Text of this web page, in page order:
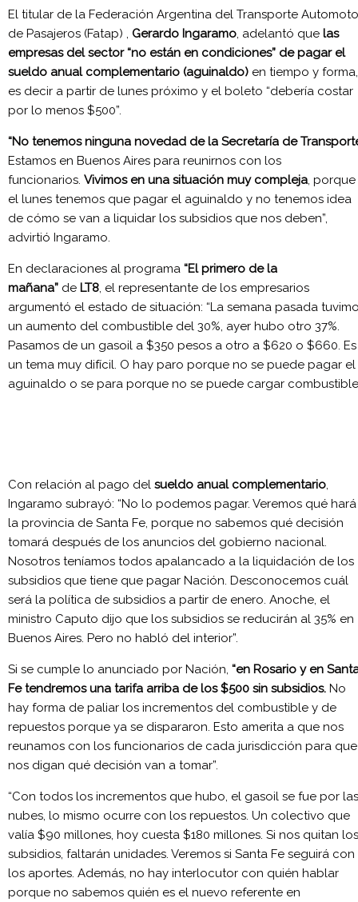
El titular de la Federación Argentina del Transporte
de Pasajeros (Fatap) , Gerardo Ingaramo, adelantó que las
empresas del sector “no están en condiciones” de pagar el
sueldo anual complementario (aguinaldo) en tiempo y forma,
es decir a partir de lunes próximo y el boleto “debería costar
por lo menos $500”.
“No tenemos ninguna novedad de la Secretaría de
Estamos en Buenos Aires para reunirnos con los
funcionarios. Vivimos en una situación muy compleja, porque
el lunes tenemos que pagar el aguinaldo y no tenemos idea
de cómo se van a liquidar los subsidios que nos deben”,
advirtió Ingaramo.
En declaraciones al programa “El primero de la
mañana” de LT8, el representante de los empresarios
argumentó el estado de situación: “La semana pasada
un aumento del combustible del 30%, ayer hubo otro 37%.
Pasamos de un gasoil a $350 pesos a otro a $620 o $660. Es
un tema muy difícil. O hay paro porque no se puede pagar el
aguinaldo o se para porque no se puede cargar
Con relación al pago del sueldo anual complementario,
Ingaramo subrayó: “No lo podemos pagar. Veremos qué hará
la provincia de Santa Fe, porque no sabemos qué decisión
tomará después de los anuncios del gobierno nacional.
Nosotros teníamos todos apalancado a la liquidación de los
subsidios que tiene que pagar Nación. Desconocemos cuál
será la política de subsidios a partir de enero. Anoche, el
ministro Caputo dijo que los subsidios se reducirán al 35% en
Buenos Aires. Pero no habló del interior”.
Si se cumple lo anunciado por Nación, “en Rosario y en
Fe tendremos una tarifa arriba de los $500 sin subsidios. No
hay forma de paliar los incrementos del combustible y de
repuestos porque ya se dispararon. Esto amerita a que nos
reunamos con los funcionarios de cada jurisdicción para que
nos digan qué decisión van a tomar”.
“Con todos los incrementos que hubo, el gasoil se fue por las
nubes, lo mismo ocurre con los repuestos. Un colectivo que
valía $90 millones, hoy cuesta $180 millones. Si nos quitan los
subsidios, faltarán unidades. Veremos si Santa Fe seguirá con
los aportes. Además, no hay interlocutor con quién hablar
porque no sabemos quién es el nuevo referente en